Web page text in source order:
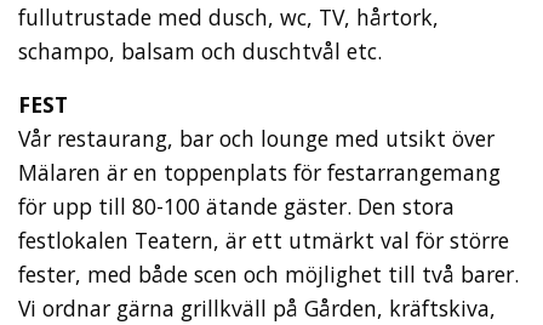
fullutrustade med dusch, wc, TV, hårtork,
schampo, balsam och duschtvål etc.
FEST
Vår restaurang, bar och lounge med utsikt över
Mälaren är en toppenplats för festarrangemang
för upp till 80-100 ätande gäster. Den stora
festlokalen Teatern, är ett utmärkt val för större
fester, med både scen och möjlighet till två barer.
Vi ordnar gärna grillkväll på Gården, kräftskiva,